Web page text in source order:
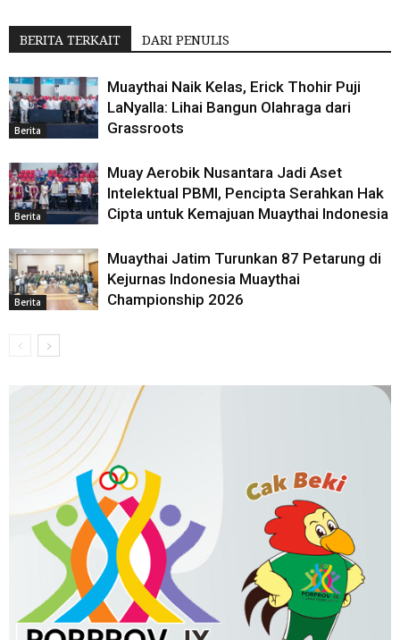
BERITA TERKAIT DARI PENULIS
Berita
Muaythai Naik Kelas, Erick Thohir Puji
LaNyalla: Lihai Bangun Olahraga dari
Grassroots
Berita
Muay Aerobik Nusantara Jadi Aset
Intelektual PBMI, Pencipta Serahkan Hak
Cipta untuk Kemajuan Muaythai Indonesia
Berita
Muaythai Jatim Turunkan 87 Petarung di
Kejurnas Indonesia Muaythai
Championship 2026